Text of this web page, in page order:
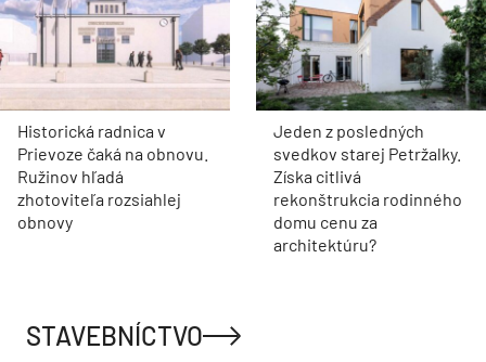
Historická radnica v
Prievoze čaká na obnovu.
Ružinov hľadá
zhotoviteľa rozsiahlej
obnovy
Jeden z posledných
svedkov starej Petržalky.
Získa citlivá
rekonštrukcia rodinného
domu cenu za
architektúru?
STAVEBNÍCTVO